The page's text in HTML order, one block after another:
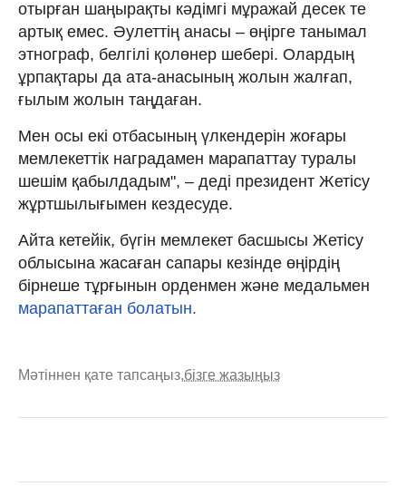
отырған шаңырақты кәдімгі мұражай десек те
артық емес. Әулеттің анасы – өңірге танымал
этнограф, белгілі қолөнер шебері. Олардың
ұрпақтары да ата-анасының жолын жалғап,
ғылым жолын таңдаған.
Мен осы екі отбасының үлкендерін жоғары
мемлекеттік наградамен марапаттау туралы
шешім қабылдадым", – деді президент Жетісу
жұртшылығымен кездесуде.
Айта кетейік, бүгін мемлекет басшысы Жетісу
облысына жасаған сапары кезінде өңірдің
бірнеше тұрғынын орденмен және медальмен
марапаттаған болатын.
Мәтіннен қате тапсаңыз,бізге жазыңыз